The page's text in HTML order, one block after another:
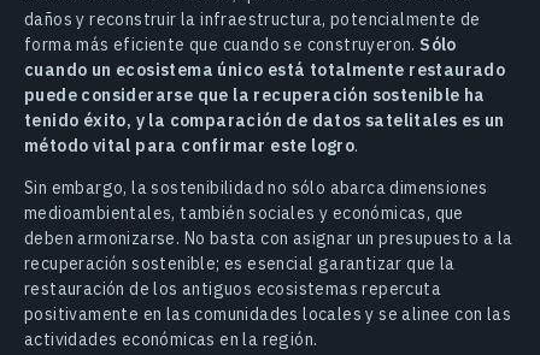
daños y reconstruir la infraestructura, potencialmente de
forma más eficiente que cuando se construyeron. Sólo
cuando un ecosistema único está totalmente restaurado
puede considerarse que la recuperación sostenible ha
tenido éxito, y la comparación de datos satelitales es un
método vital para confirmar este logro.
Sin embargo, la sostenibilidad no sólo abarca dimensiones
medioambientales, también sociales y económicas, que
deben armonizarse. No basta con asignar un presupuesto a la
recuperación sostenible; es esencial garantizar que la
restauración de los antiguos ecosistemas repercuta
positivamente en las comunidades locales y se alinee con las
actividades económicas en la región.